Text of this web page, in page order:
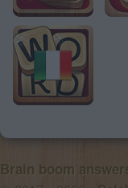
Brain boom answers